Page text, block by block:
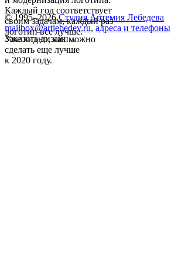
Каждый год соответствует
своим задачам, каждый раз
логотип все лучше.
Уже видно, как можно
сделать еще лучше
к 2020 году.
© 1995–2026 Студия Артемия Лебедева
mailbox@artlebedev.ru, адреса и телефоны
Заказать дизайн...